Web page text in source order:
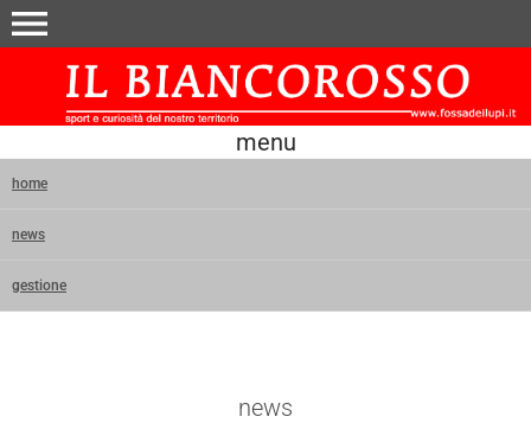
menu
menu
home
news
gestione
news